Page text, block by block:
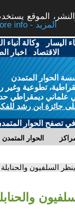
الموقع
More info - المزيد
اليسار -وكالة أنباء
الاقتصاد - اخبار
الحوار المتمدن
تطوعية وغير
ديمقراطي
جائزة ابن رشد
تصفح الحوار
الحوار المتمدن
السلفيون